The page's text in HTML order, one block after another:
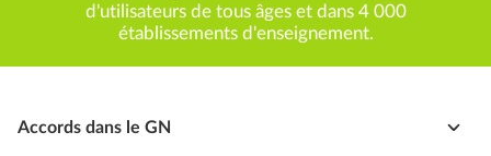
d'utilisateurs de tous âges et dans 4 000
établissements d'enseignement.
Accords dans le GN